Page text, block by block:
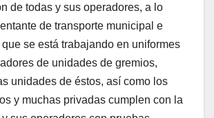
de todas y sus operadores, a lo
de transporte municipal e
se está trabajando en uniformes
de unidades de gremios,
unidades de éstos, así como los
y muchas privadas cumplen con la